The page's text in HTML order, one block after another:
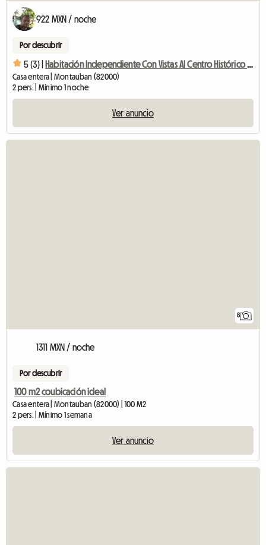
922 MXN / noche
Por descubrir
5 (3) | Habitación Independiente Con Vistas Al Centro Histórico De Montauban
Casa entera | Montauban (82000)
2 pers. | Mínimo 1 noche
Ver anuncio
8
1311 MXN / noche
Por descubrir
100 m2 coubicación ideal
Casa entera | Montauban (82000) | 100 M2
2 pers. | Mínimo 1 semana
Ver anuncio